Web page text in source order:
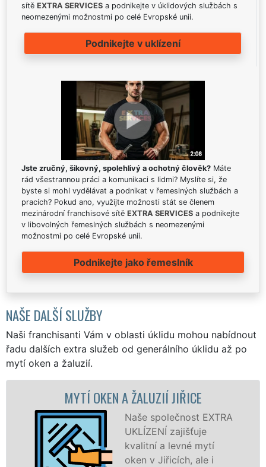
sítě EXTRA SERVICES a podnikejte v úklidových službách s
neomezenými možnostmi po celé Evropské unii.
Podnikejte v uklízení
Jste zručný, šikovný, spolehlivý a ochotný člověk? Máte
rád všestrannou práci a komunikaci s lidmi? Myslíte si, že
byste si mohl vydělávat a podnikat v řemeslných službách a
pracích? Pokud ano, využijte možnosti stát se členem
mezinárodní franchisové sítě EXTRA SERVICES a podnikejte
v libovolných řemeslných službách s neomezenými
možnostmi po celé Evropské unii.
Podnikejte jako řemeslník
NAŠE DALŠÍ SLUŽBY
Naši franchisanti Vám v oblasti úklidu mohou nabídnout
řadu dalších extra služeb od generálního úklidu až po
mytí oken a žaluzií.
OKEN A ŽALUZIÍ JIŘICE
Naše společnost EXTRA
UKLÍZENÍ zajišťuje
kvalitní a levné mytí
oken v Jiřicích, ale i